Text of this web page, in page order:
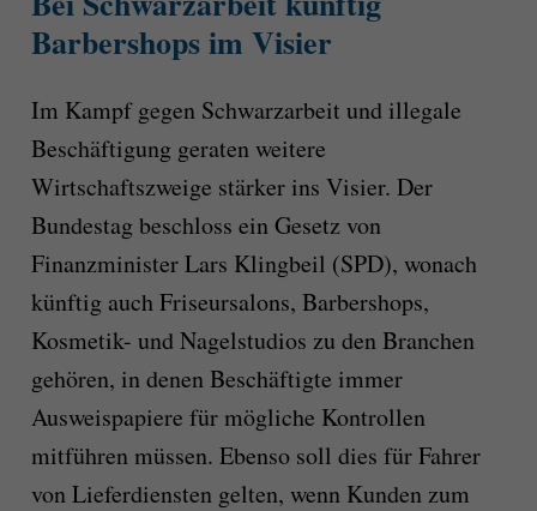
Barbershops im Visier
Im Kampf gegen Schwarzarbeit und illegale
Beschäftigung geraten weitere
Wirtschaftszweige stärker ins Visier. Der
Bundestag beschloss ein Gesetz von
Finanzminister Lars Klingbeil (SPD), wonach
künftig auch Friseursalons, Barbershops,
Kosmetik- und Nagelstudios zu den Branchen
gehören, in denen Beschäftigte immer
Ausweispapiere für mögliche Kontrollen
mitführen müssen. Ebenso soll dies für Fahrer
von Lieferdiensten gelten, wenn Kunden zum